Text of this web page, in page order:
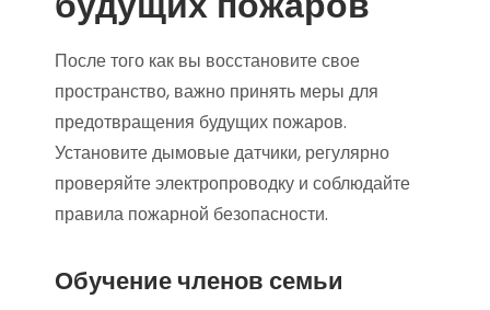
После того как вы восстановите свое
пространство, важно принять меры для
предотвращения будущих пожаров.
Установите дымовые датчики, регулярно
проверяйте электропроводку и соблюдайте
правила пожарной безопасности.
Обучение членов семьи